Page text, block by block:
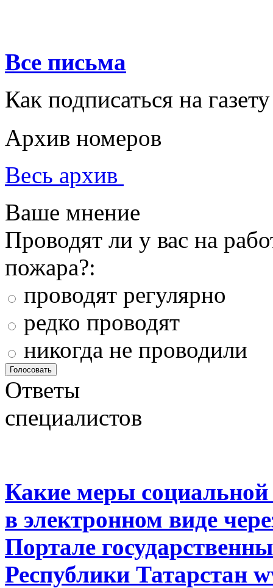
Все письма
Как подписаться на газету
Архив номеров
Весь архив
Ваше мнение
Проводят ли у вас на
пожара?:
проводят регулярно
редко проводят
никогда не проводили
Ответы
специалистов
Какие меры
в электронном виде
Портале
Республики Татарстан